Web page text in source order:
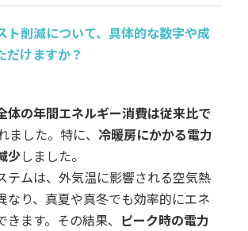
ト削減について、具体的な数字や成
だけますか？
体の年間エネルギー消費は従来比で
ました。 特に、冷暖房にかかる電力
少しました。
テムは、外気温に影響される空気熱
なり、真夏や真冬でも効率的にエネ
ます。その結果、 ピーク時の電力